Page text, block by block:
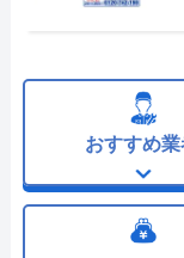
おすすめ業